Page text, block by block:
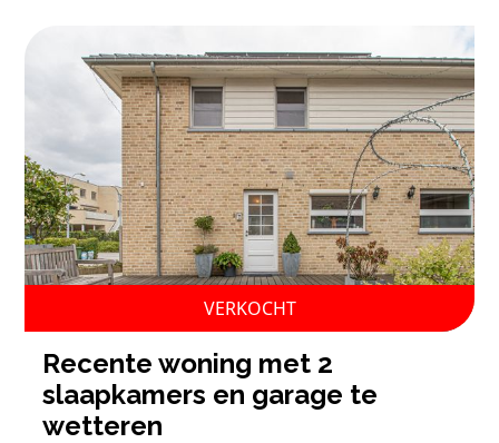
VERKOCHT
recente woning met 2
slaapkamers en garage te
wetteren